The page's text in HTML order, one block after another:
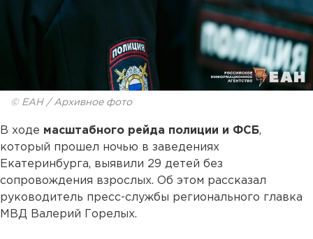
© ЕАН / Архивное фото
В ходе масштабного рейда полиции и ФСБ,
который прошел ночью в заведениях
Екатеринбурга, выявили 29 детей без
сопровождения взрослых. Об этом рассказал
руководитель пресс-службы регионального главка
МВД Валерий Горелых.